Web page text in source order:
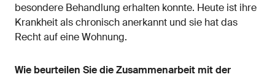
besondere Behandlung erhalten konnte. Heute ist ihre
Krankheit als chronisch anerkannt und sie hat das
Recht auf eine Wohnung.
Wie beurteilen Sie die Zusammenarbeit mit der